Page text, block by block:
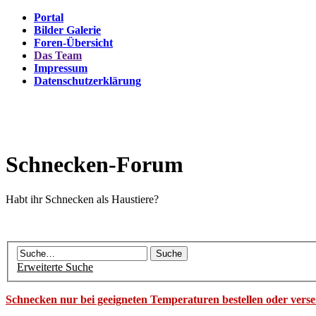
Portal
Bilder Galerie
Foren-Übersicht
Das Team
Impressum
Datenschutzerklärung
Schnecken-Forum
Habt ihr Schnecken als Haustiere?
Erweiterte Suche
Schnecken nur bei geeigneten Temperaturen bestellen oder